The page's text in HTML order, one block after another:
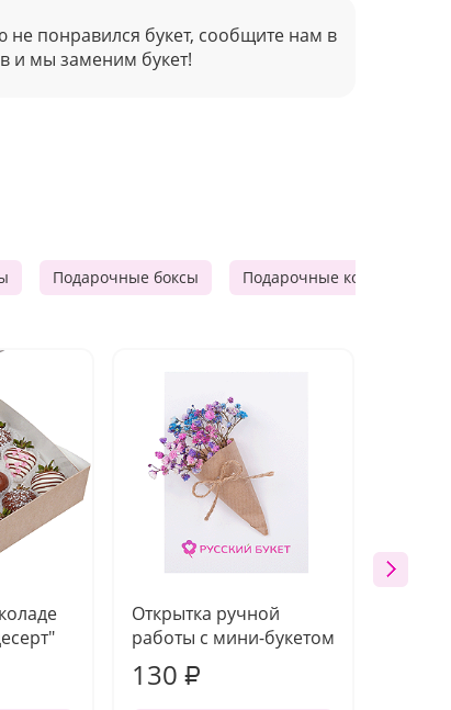
не понравился букет, сообщите нам в
и мы заменим букет!
Подарочные боксы Подарочные корзины
Открытка ручной
работы с мини-букетом
130 ₽